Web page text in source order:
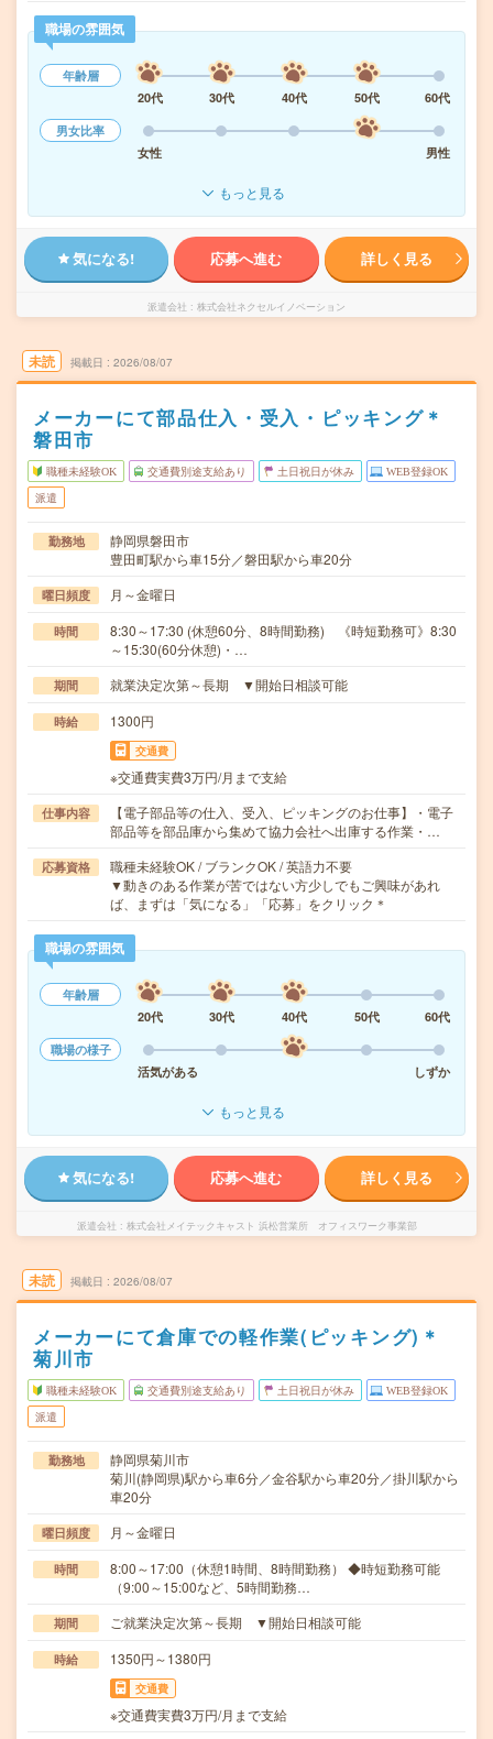
職場の雰囲気
年齢層
20代
30代 40代 50代
60代
男女比率
女性
男性
もっと見る
気になる! 応募へ進む 詳しく見る
派遣会社 株式会社ネクセルイノベーション
未読 掲載日 2026/08/07
メーカーにて部品仕入・受入・ピッキング＊
磐田市
職種未経験OK 交通費別途支給あり 土日祝日が休み WEB登録OK
派遣
勤務地
静岡県磐田市
豊田町駅から車15分／磐田駅から車20分
曜日頻度 月～金曜日
時間
8:30～17:30 (休憩60分、8時間勤務) 《時短勤務可》8:30
～15:30(60分休憩)・…
期間 就業決定次第～長期 ▼開始日相談可能
時給 1300円
交通費
※交通費実費3万円/月まで支給
仕事内容
【電子部品等の仕入、受入、ピッキングのお仕事】・電子
部品等を部品庫から集めて協力会社へ出庫する作業・…
応募資格
職種未経験OK / ブランクOK / 英語力不要
▼動きのある作業が苦ではない方少しでもご興味があれ
ば、まずは「気になる」「応募」をクリック＊
職場の雰囲気
年齢層
20代
30代 40代 50代
60代
職場の様子
活気がある
しずか
もっと見る
気になる! 応募へ進む 詳しく見る
派遣会社 株式会社メイテックキャスト 浜松営業所 オフィスワーク事業部
未読 掲載日 2026/08/07
メーカーにて倉庫での軽作業(ピッキング)＊
菊川市
職種未経験OK 交通費別途支給あり 土日祝日が休み WEB登録OK
派遣
勤務地
静岡県菊川市
菊川(静岡県)駅から車6分／金谷駅から車20分／掛川駅から
車20分
曜日頻度 月～金曜日
時間
8:00～17:00（休憩1時間、8時間勤務） ◆時短勤務可能
（9:00～15:00など、5時間勤務…
期間 ご就業決定次第～長期 ▼開始日相談可能
時給 1350円～1380円
交通費
※交通費実費3万円/月まで支給